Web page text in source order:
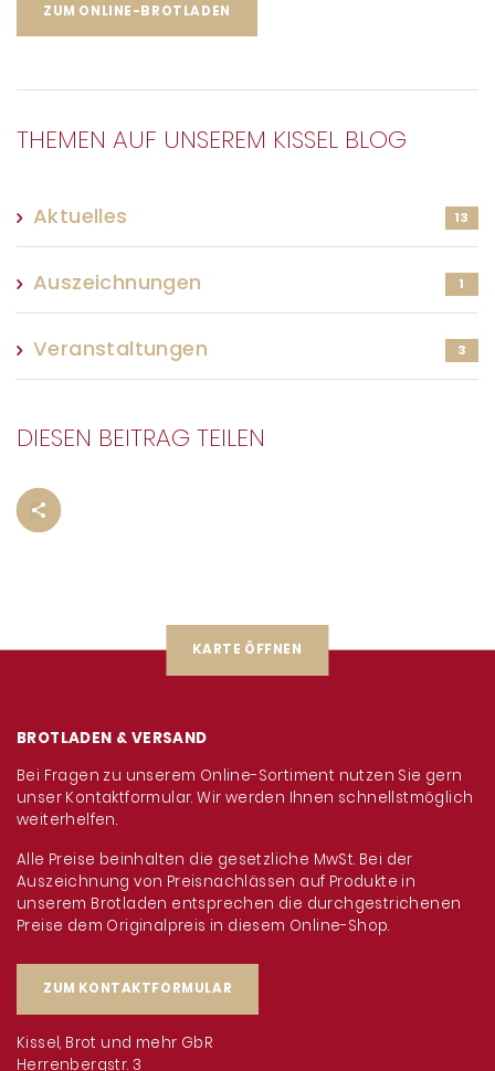
ZUM ONLINE-BROTLADEN
THEMEN AUF UNSEREM KISSEL BLOG
Aktuelles 13
Auszeichnungen 1
Veranstaltungen 3
DIESEN BEITRAG TEILEN
KARTE ÖFFNEN
BROTLADEN & VERSAND
Bei Fragen zu unserem Online-Sortiment nutzen Sie gern
unser Kontaktformular. Wir werden Ihnen schnellstmöglich
weiterhelfen.
Alle Preise beinhalten die gesetzliche MwSt. Bei der
Auszeichnung von Preisnachlässen auf Produkte in
unserem Brotladen entsprechen die durchgestrichenen
Preise dem Originalpreis in diesem Online-Shop.
ZUM KONTAKTFORMULAR
Kissel, Brot und mehr GbR
Herrenbergstr. 3